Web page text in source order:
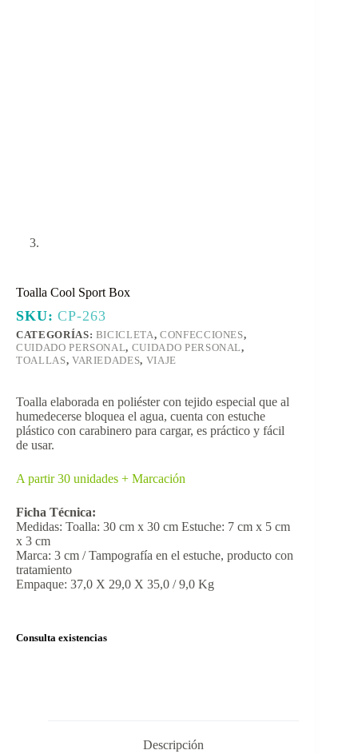
Toalla Cool Sport Box
SKU:CP-263
CATEGORÍAS: BICICLETA, CONFECCIONES,
CUIDADO PERSONAL, CUIDADO PERSONAL,
TOALLAS, VARIEDADES, VIAJE
Toalla elaborada en poliéster con tejido especial que al
humedecerse bloquea el agua, cuenta con estuche
plástico con carabinero para cargar, es práctico y fácil
de usar.
A partir 30 unidades + Marcación
Ficha Técnica:
Medidas: Toalla: 30 cm x 30 cm Estuche: 7 cm x 5 cm
x 3 cm
Marca: 3 cm / Tampografía en el estuche, producto con
tratamiento
Empaque: 37,0 X 29,0 X 35,0 / 9,0 Kg
Consulta existencias
Descripción